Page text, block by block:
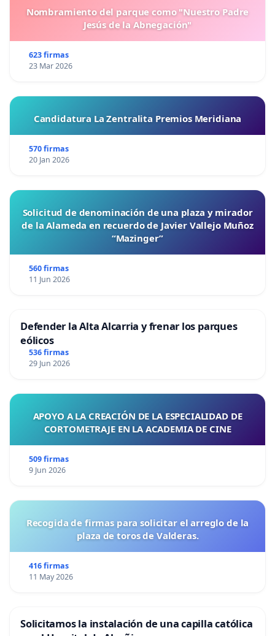
Nombramiento del parque como "Nuestro Padre
Jesús de la Abnegación"
623 firmas
23 Mar 2026
Candidatura La Zentralita Premios Meridiana
570 firmas
20 Jan 2026
Solicitud de denominación de una plaza y mirador
de la Alameda en recuerdo de Javier Vallejo Muñoz
“Mazinger”
560 firmas
11 Jun 2026
Defender la Alta Alcarria y frenar los parques
eólicos
536 firmas
29 Jun 2026
APOYO A LA CREACIÓN DE LA ESPECIALIDAD DE
CORTOMETRAJE EN LA ACADEMIA DE CINE
509 firmas
9 Jun 2026
Recogida de firmas para solicitar el arreglo de la
plaza de toros de Valderas.
416 firmas
11 May 2026
Solicitamos la instalación de una capilla católica